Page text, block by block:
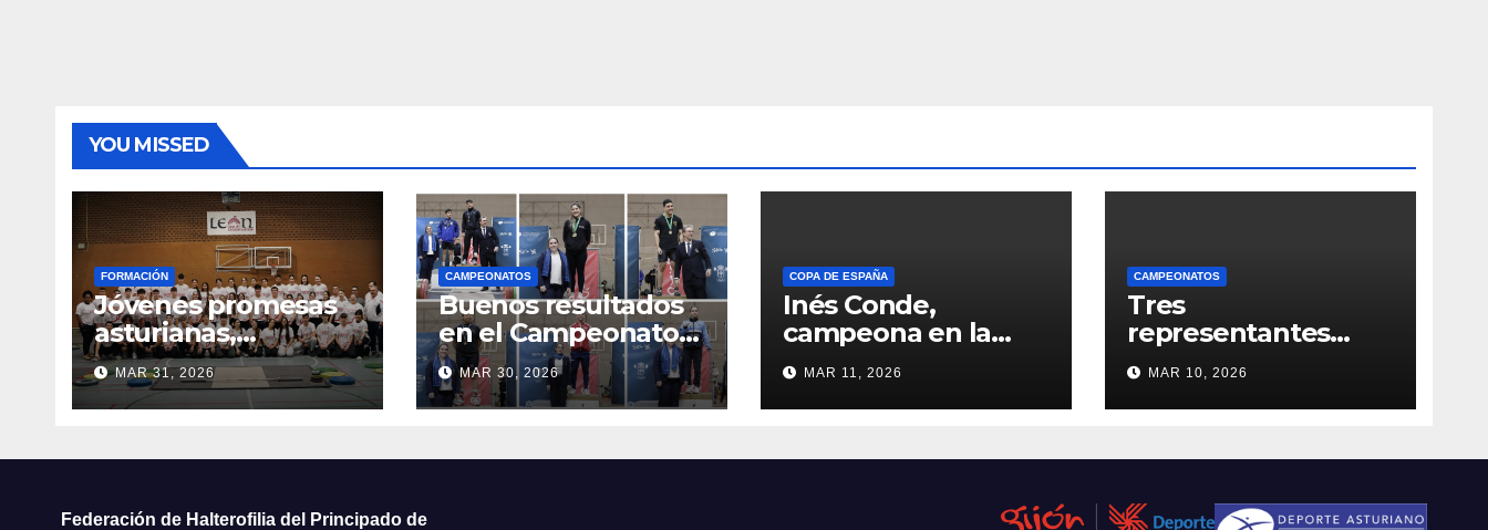
YOU MISSED
FORMACIÓN
Jóvenes promesas
asturianas,
presentes en la
concentración
nacional Sub-15 y
MAR 31, 2026
CAMPEONATOS
Buenos resultados
en el Campeonato
de Asturias
Universitario y
Bachillerato–FP
MAR 30, 2026
COPA DE ESPAÑA
Inés Conde,
campeona en la
Copa de España
Iberdrola sub-15
MAR 11, 2026
CAMPEONATOS
Tres
representantes
asturianos en el
Campeonato de
España Universitario
MAR 10, 2026
Federación de Halterofilia del Principado de